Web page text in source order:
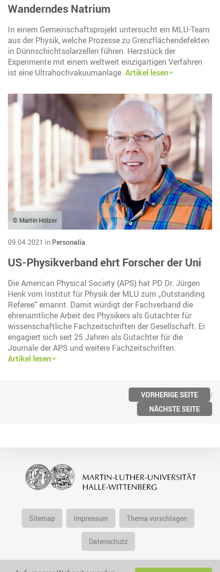
Wanderndes Natrium
In einem Gemeinschaftsprojekt untersucht ein MLU-Team
aus der Physik, welche Prozesse zu Grenzflächendefekten
in Dünnschichtsolarzellen führen. Herzstück der
Experimente mit einem weltweit einzigartigen Verfahren
ist eine Ultrahochvakuumanlage. Artikel lesen
© Martin Hölzer
09.04.2021 in Personalia
US-Physikverband ehrt Forscher der Uni
Die American Physical Society (APS) hat PD Dr. Jürgen
Henk vom Institut für Physik der MLU zum „Outstanding
Referee“ ernannt. Damit würdigt der Fachverband die
ehrenamtliche Arbeit des Physikers als Gutachter für
wissenschaftliche Fachzeitschriften der Gesellschaft. Er
engagiert sich seit 25 Jahren als Gutachter für die
Journale der APS und weitere Fachzeitschriften.
Artikel lesen
VORHERIGE SEITE
NÄCHSTE SEITE
Sitemap Impressum Thema vorschlagen
Datenschutz